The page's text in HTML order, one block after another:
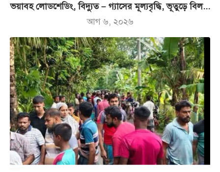
ভয়াবহ লোডশেডিং, বিদ্যুত – গ্যাসের মূল্যবৃদ্ধি, ভূতুড়ে বিল...
আগ ৬, ২০২৬